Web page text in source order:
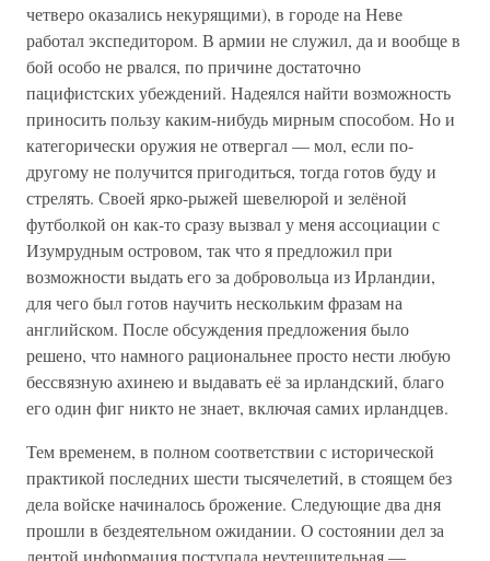
четверо оказались некурящими), в городе на Неве
работал экспедитором. В армии не служил, да и вообще в
бой особо не рвался, по причине достаточно
пацифистских убеждений. Надеялся найти возможность
приносить пользу каким-нибудь мирным способом. Но и
категорически оружия не отвергал — мол, если по-
другому не получится пригодиться, тогда готов буду и
стрелять. Своей ярко-рыжей шевелюрой и зелёной
футболкой он как-то сразу вызвал у меня ассоциации с
Изумрудным островом, так что я предложил при
возможности выдать его за добровольца из Ирландии,
для чего был готов научить нескольким фразам на
английском. После обсуждения предложения было
решено, что намного рациональнее просто нести любую
бессвязную ахинею и выдавать её за ирландский, благо
его один фиг никто не знает, включая самих ирландцев.
Тем временем, в полном соответствии с исторической
практикой последних шести тысячелетий, в стоящем без
дела войске начиналось брожение. Следующие два дня
прошли в бездеятельном ожидании. О состоянии дел за
лентой информация поступала неутешительная —